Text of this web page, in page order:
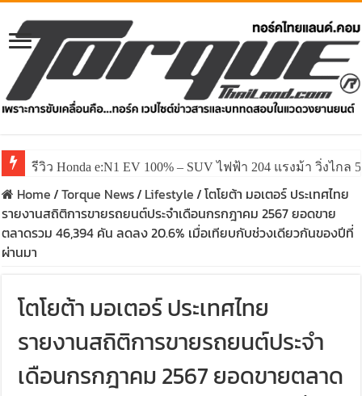
รีวิว Honda e:N1 EV 100% – SUV ไฟฟ้า 204 แรงม้า วิ่งไกล
Home/Torque News/ Lifestyle/โตโยต้า มอเตอร์ ประเทศไทย
รายงานสถิติการขายรถยนต์ประจำเดือนกรกฎาคม 2567 ยอดขาย
ตลาดรวม 46,394 คัน ลดลง 20.6% เมื่อเทียบกับช่วงเดียวกันของปีที่
ผ่านมา
โตโยต้า มอเตอร์ ประเทศไทย
รายงานสถิติการขายรถยนต์ประจำ
เดือนกรกฎาคม 2567 ยอดขายตลาด